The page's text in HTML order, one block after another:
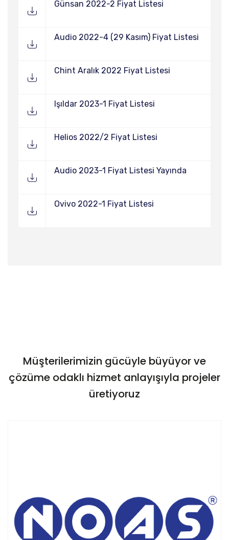
Günsan 2022-2 Fiyat Listesi
Audio 2022-4 (29 Kasım) Fiyat Listesi
Chint Aralık 2022 Fiyat Listesi
Işıldar 2023-1 Fiyat Listesi
Helios 2022/2 Fiyat Listesi
Audio 2023-1 Fiyat Listesi Yayında
Ovivo 2022-1 Fiyat Listesi
Müşterilerimizin gücüyle büyüyor ve
çözüme odaklı hizmet anlayışıyla projeler
üretiyoruz